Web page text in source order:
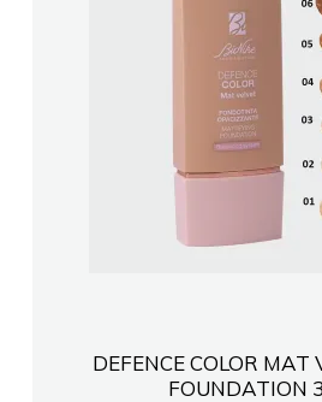
DEFENCE COLOR MAT
FOUNDATION